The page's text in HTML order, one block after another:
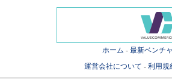
ホーム - 最新ベンチ
運営会社について - 利用規